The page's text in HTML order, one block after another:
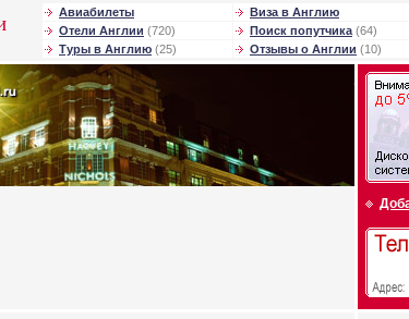
Авиабилеты Виза в Англию
Отели Англии (720) Поиск попутчика (64)
Туры в Англию (25) Отзывы о Англии (10)